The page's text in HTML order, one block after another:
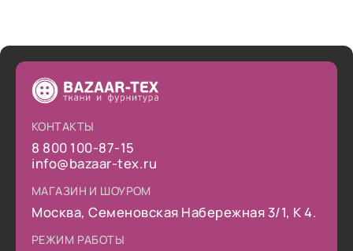
КОНТАКТЫ
8 800 100-87-15
info@bazaar-tex.ru
МАГАЗИН И ШОУРОМ
Москва, Семеновская Набережная 3/1, К 4.
РЕЖИМ РАБОТЫ